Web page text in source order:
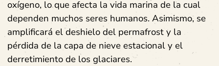
oxígeno, lo que afecta la vida marina de la cual
dependen muchos seres humanos. Asimismo, se
amplificará el deshielo del permafrost y la
pérdida de la capa de nieve estacional y el
derretimiento de los glaciares.